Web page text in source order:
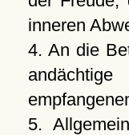
inneren
4. An die
5.